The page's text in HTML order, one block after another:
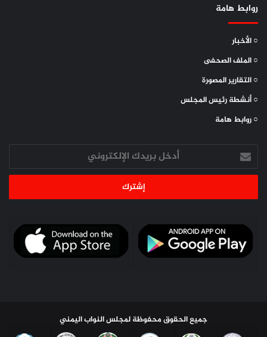
روابط هامة
○ الأخبار
○ الملف الصحفى
○ التقارير المصورة
○ أنشطة رئيس المجلس
○ روابط هامة
أدخل
بريدك
الإلكتروني
جميع الحقوق محفوظة لمجلس النواب اليمني